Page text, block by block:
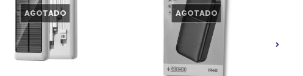
AGOTADO AGOTADO